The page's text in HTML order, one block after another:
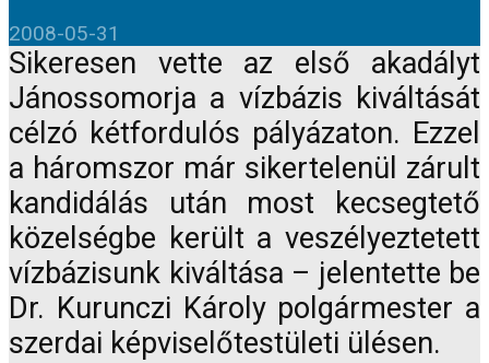
2008-05-31
Sikeresen vette az első akadályt
Jánossomorja a vízbázis kiváltását
célzó kétfordulós pályázaton. Ezzel
a háromszor már sikertelenül zárult
kandidálás után most kecsegtető
közelségbe került a veszélyeztetett
vízbázisunk kiváltása – jelentette be
Dr. Kurunczi Károly polgármester a
szerdai képviselőtestületi ülésen.